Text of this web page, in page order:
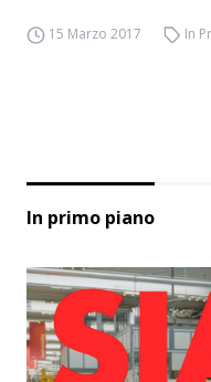
15 Marzo 2017 In
In primo piano